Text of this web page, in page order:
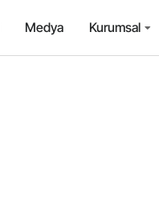
Medya Kurumsal